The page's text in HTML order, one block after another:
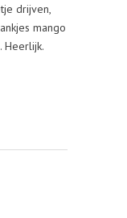
drijven,
mango
Heerlijk.